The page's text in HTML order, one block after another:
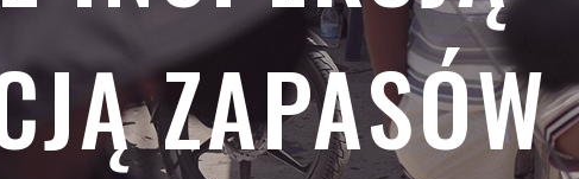
ZAPASÓW